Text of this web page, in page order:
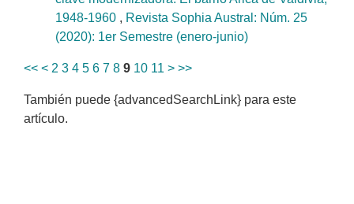
1948-1960 , Revista Sophia Austral: Núm. 25
(2020): 1er Semestre (enero-junio)
<< < 2 3 4 5 6 7 8 9 10 11 > >>
También puede {advancedSearchLink} para este
artículo.